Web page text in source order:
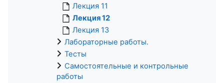
Лекция 11
Лекция 12
Лекция 13
Лабораторные работы.
Тесты
Самостоятельные и контрольные
работы